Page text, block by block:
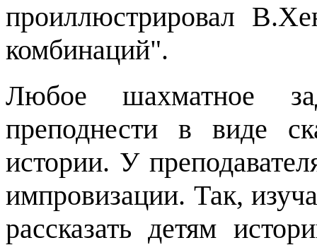
проиллюстрировал
комбинаций".
Любое шахматное
преподнести в виде
истории. У
импровизации. Так,
рассказать детям